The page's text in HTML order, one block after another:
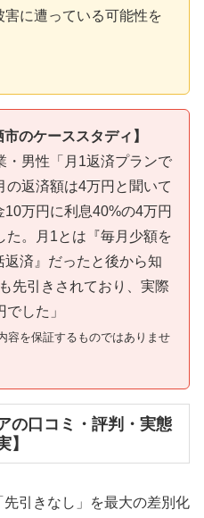
に遭っている可能性を
のケーススタディ】
・男性「月1返済プランで
の返済額は4万円と聞いて
万円に利息40%の4万円
た。月1とは『毎月少額を
済』だったと後から知
先引きされており、実際
した」
容を保証するものではありませ
の口コミ・評判・実態
】
引きなし」を最大の差別化